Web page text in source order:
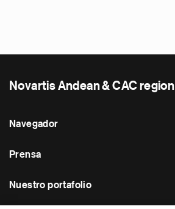
Novartis Andean & CAC region
Navegador
Prensa
Nuestro portafolio